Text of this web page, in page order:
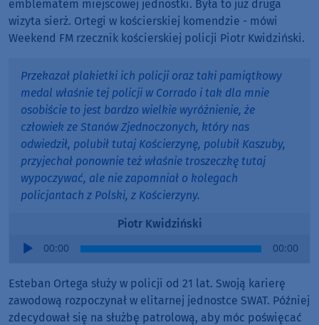
emblematem miejscowej jednostki. Była to już druga
wizyta sierż. Ortegi w kościerskiej komendzie - mówi
Weekend FM rzecznik kościerskiej policji Piotr Kwidziński.
Przekazał plakietki ich policji oraz taki pamiątkowy
medal właśnie tej policji w Corrado i tak dla mnie
osobiście to jest bardzo wielkie wyróżnienie, że
człowiek ze Stanów Zjednoczonych, który nas
odwiedził, polubił tutaj Kościerzynę, polubił Kaszuby,
przyjechał ponownie też właśnie troszeczkę tutaj
wypoczywać, ale nie zapomniał o kolegach
policjantach z Polski, z Kościerzyny.
Piotr Kwidziński
Audio
00:00 00:00
Esteban Ortega służy w policji od 21 lat. Swoją karierę
zawodową rozpoczynał w elitarnej jednostce SWAT. Później
zdecydował się na służbę patrolową, aby móc poświęcać